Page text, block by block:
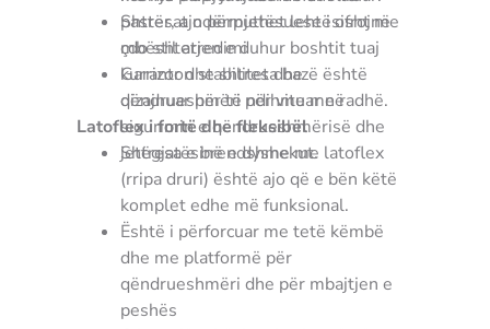
Shtresat ndërmjetësuese i ofrojnë
mbështetjen e duhur boshtit tuaj
kurrizor dhe shtresa bazë është
dizajnuar për të ndihmuar në
sigurimin e qëndrueshmërisë dhe
jetëgjatësinë e dyshekut.
pastër, ajo përputhet lehtësisht me
çdo stil arredimi
Garanton stabilitet dhe
qëndrueshmëri për vite me radhë.
Latoflex i fortë dhe fleksibël
Shtresa e brendshme me latoflex
(rripa druri) është ajo që e bën këtë
komplet edhe më funksional.
Është i përforcuar me tetë këmbë
dhe me platformë për
qëndrueshmëri dhe për mbajtjen e
peshës